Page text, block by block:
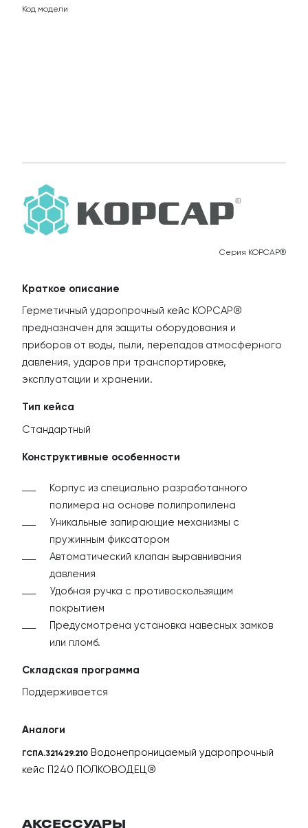
Код модели
Серия КОРСАР®
Краткое описание
Герметичный ударопрочный кейс КОРСАР®
предназначен для защиты оборудования и
приборов от воды, пыли, перепадов атмосферного
давления, ударов при транспортировке,
эксплуатации и хранении.
Тип кейса
Стандартный
Конструктивные особенности
Корпус из специально разработанного
полимера на основе полипропилена
Уникальные запирающие механизмы с
пружинным фиксатором
Автоматический клапан выравнивания
давления
Удобная ручка с противоскользящим
покрытием
Предусмотрена установка навесных замков
или пломб.
Складская программа
Поддерживается
Аналоги
ГСПА.321429.210 Водонепроницаемый ударопрочный
кейс П240 ПОЛКОВОДЕЦ®
АКСЕССУАРЫ